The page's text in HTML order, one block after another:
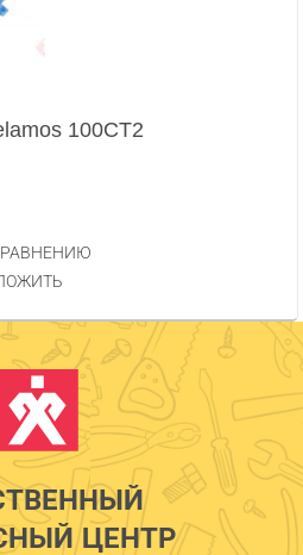
100CT2
ЦЕНТР